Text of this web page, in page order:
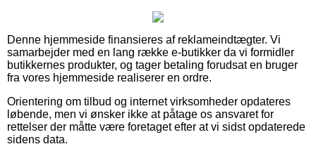
Denne hjemmeside finansieres af reklameindtægter. Vi
samarbejder med en lang række e-butikker da vi formidler
butikkernes produkter, og tager betaling forudsat en bruger
fra vores hjemmeside realiserer en ordre.
Orientering om tilbud og internet virksomheder opdateres
løbende, men vi ønsker ikke at påtage os ansvaret for
rettelser der måtte være foretaget efter at vi sidst opdaterede
sidens data.